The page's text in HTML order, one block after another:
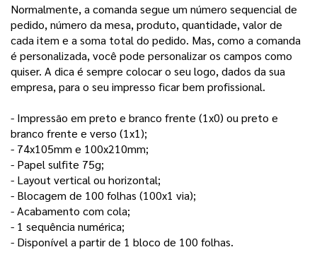
Normalmente, a comanda segue um número sequencial de
pedido, número da mesa, produto, quantidade, valor de
cada item e a soma total do pedido. Mas, como a comanda
é personalizada, você pode personalizar os campos como
quiser. A dica é sempre colocar o seu logo, dados da sua
empresa, para o seu impresso ficar bem profissional.
- Impressão em preto e branco frente (1x0) ou preto e
branco frente e verso (1x1);
- 74x105mm e 100x210mm;
- Papel sulfite 75g;
- Layout vertical ou horizontal;
- Blocagem de 100 folhas (100x1 via);
- Acabamento com cola;
- 1 sequência numérica;
- Disponível a partir de 1 bloco de 100 folhas.